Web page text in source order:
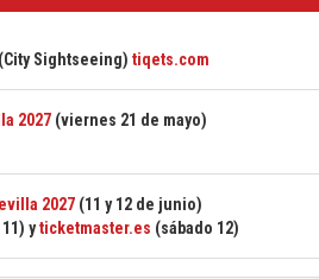
Sightseeing) tiqets.com
2027 (viernes 21 de mayo)
2027 (11 y 12 de junio)
yticketmaster.es (sábado 12)